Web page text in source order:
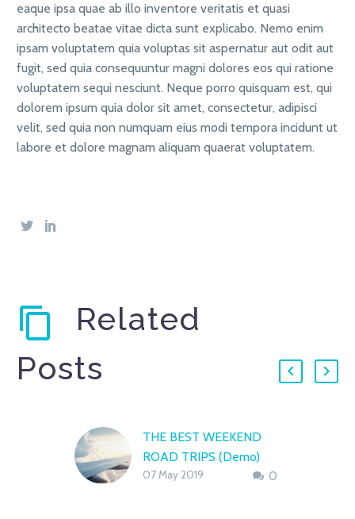
eaque ipsa quae ab illo inventore veritatis et quasi
architecto beatae vitae dicta sunt explicabo. Nemo enim
ipsam voluptatem quia voluptas sit aspernatur aut odit aut
fugit, sed quia consequuntur magni dolores eos qui ratione
voluptatem sequi nesciunt. Neque porro quisquam est, qui
dolorem ipsum quia dolor sit amet, consectetur, adipisci
velit, sed quia non numquam eius modi tempora incidunt ut
labore et dolore magnam aliquam quaerat voluptatem.
Related
Posts
THE BEST WEEKEND
ROAD TRIPS (Demo)
Lorem ipsum dolor sit 0
07 May 2019